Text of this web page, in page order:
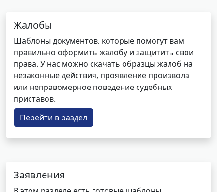
Жалобы
Шаблоны документов, которые помогут вам
правильно оформить жалобу и защитить свои
права. У нас можно скачать образцы жалоб на
незаконные действия, проявление произвола
или неправомерное поведение судебных
приставов.
Перейти в раздел
Заявления